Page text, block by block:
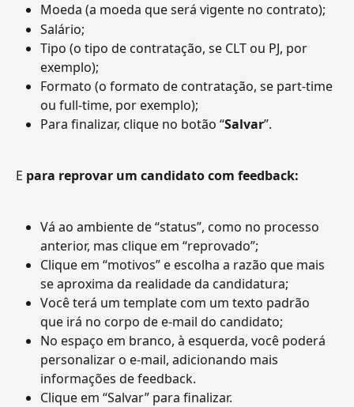
Moeda (a moeda que será vigente no contrato);
Salário;
Tipo (o tipo de contratação, se CLT ou PJ, por
exemplo);
Formato (o formato de contratação, se part-time
ou full-time, por exemplo);
Para finalizar, clique no botão “Salvar”.
E para reprovar um candidato com feedback:
Vá ao ambiente de “status”, como no processo
anterior, mas clique em “reprovado”;
Clique em “motivos” e escolha a razão que mais
se aproxima da realidade da candidatura;
Você terá um template com um texto padrão
que irá no corpo de e-mail do candidato;
No espaço em branco, à esquerda, você poderá
personalizar o e-mail, adicionando mais
informações de feedback.
Clique em “Salvar” para finalizar.